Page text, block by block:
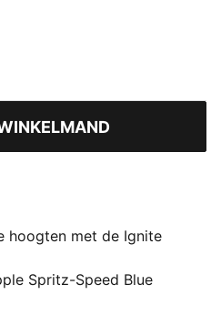
hoogten met de Ignite
precisie samenkomen. De
is voorzien van
die helpt de middenvoet te
Spritz-Speed Blue